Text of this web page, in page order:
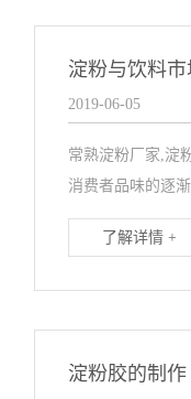
淀粉与饮料市
2019-06-05
常熟淀粉厂家,淀
消费者品味的逐
了解详情 +
淀粉胶的制作